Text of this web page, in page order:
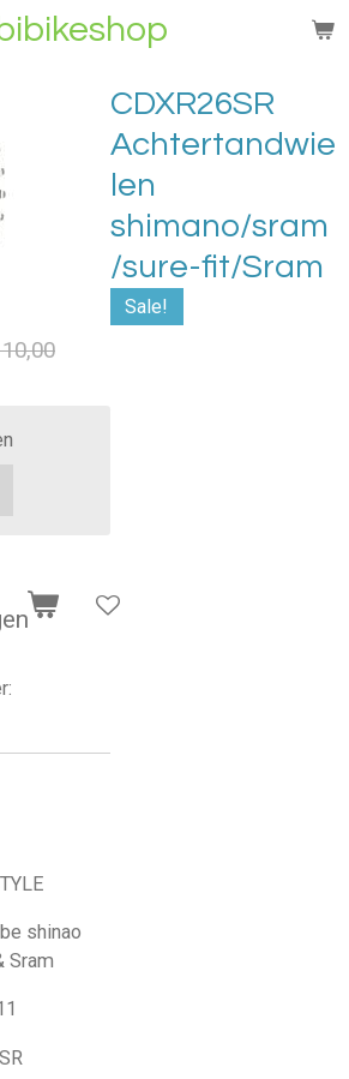
bibikeshop
CDXR26SR
Achtertandwie
len
shimano/sram
/sure-fit/Sram
Sale!
shinao
Sram